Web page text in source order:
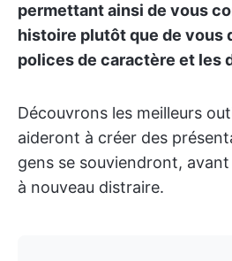
permettant ainsi de vous
histoire plutôt que de vous
polices de caractère et les
Découvrons les meilleurs
aideront à créer des
gens se souviendront,
à nouveau distraire.